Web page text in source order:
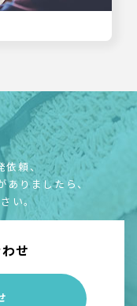
依頼、
りましたら、
い。
せ